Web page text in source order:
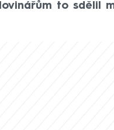
to sdělil